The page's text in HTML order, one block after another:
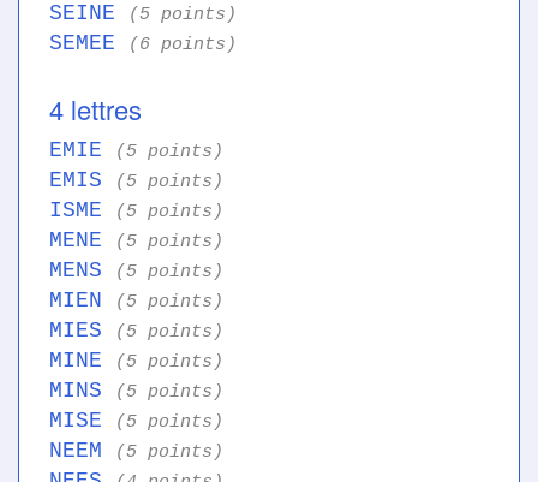
SEINE (5 points)
SEMEE (6 points)
4 lettres
EMIE (5 points)
EMIS (5 points)
ISME (5 points)
MENE (5 points)
MENS (5 points)
MIEN (5 points)
MIES (5 points)
MINE (5 points)
MINS (5 points)
MISE (5 points)
NEEM (5 points)